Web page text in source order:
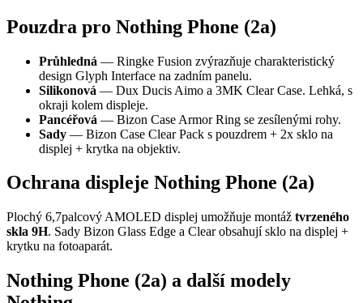
Pouzdra pro Nothing Phone (2a)
Průhledná — Ringke Fusion zvýrazňuje charakteristický
design Glyph Interface na zadním panelu.
Silikonová — Dux Ducis Aimo a 3MK Clear Case. Lehká, s
okraji kolem displeje.
Pancéřová — Bizon Case Armor Ring se zesílenými rohy.
Sady — Bizon Case Clear Pack s pouzdrem + 2x sklo na
displej + krytka na objektiv.
Ochrana displeje Nothing Phone (2a)
Plochý 6,7palcový AMOLED displej umožňuje montáž tvrzeného
skla 9H. Sady Bizon Glass Edge a Clear obsahují sklo na displej +
krytku na fotoaparát.
Nothing Phone (2a) a další modely